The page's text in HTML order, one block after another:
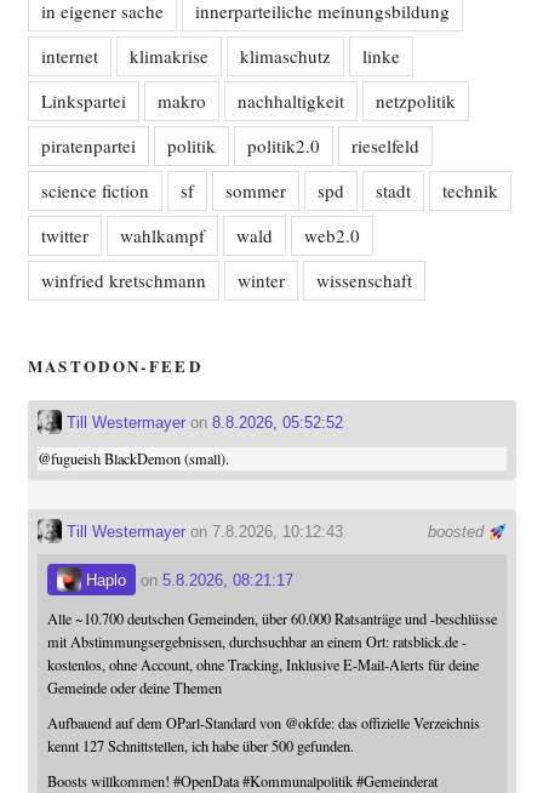
in eigener sache
innerparteiliche meinungsbildung
internet
klimakrise klimaschutz
linke
Linkspartei
makro nachhaltigkeit
netzpolitik
piratenpartei
politik politik2.0
rieselfeld
science fiction
sf sommer spd stadt
technik
twitter
wahlkampf wald
web2.0
winfried kretschmann
winter wissenschaft
MASTODON-FEED
Till Westermayeron 8.8.2026, 05:52:52
@fugueishBlackDemon (small).
boosted
Till Westermayeron 7.8.2026, 10:12:43
Haplo on 5.8.2026, 08:21:17
Alle ~10.700 deutschen Gemeinden, über 60.000 Ratsanträge und -beschlüsse
mit Abstimmungsergebnissen, durchsuchbar an einem Ort: ratsblick.de -
kostenlos, ohne Account, ohne Tracking, Inklusive E-Mail-Alerts für deine
Gemeinde oder deine Themen
Aufbauend auf dem OParl-Standard von @okfde: das offizielle Verzeichnis
kennt 127 Schnittstellen, ich habe über 500 gefunden.
Boosts willkommen! #OpenData #Kommunalpolitik #Gemeinderat